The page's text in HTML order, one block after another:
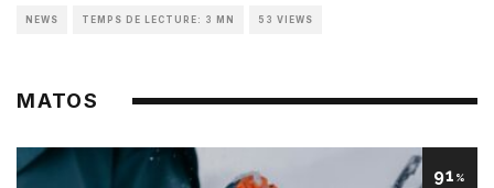
NEWS TEMPS DE LECTURE: 3 MN 53 VIEWS
MATOS
91 %